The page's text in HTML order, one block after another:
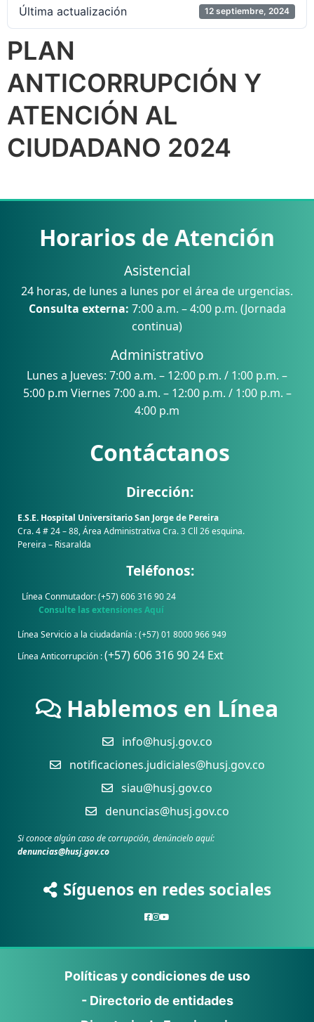
Última actualización 12 septiembre, 2024
PLAN
ANTICORRUPCIÓN Y
ATENCIÓN AL
CIUDADANO 2024
Horarios de Atención
Asistencial
24 horas, de lunes a lunes por el área de urgencias.
Consulta externa: 7:00 a.m. – 4:00 p.m. (Jornada
continua)
Administrativo
Lunes a Jueves: 7:00 a.m. – 12:00 p.m. / 1:00 p.m. –
5:00 p.m Viernes 7:00 a.m. – 12:00 p.m. / 1:00 p.m. –
4:00 p.m
Contáctanos
Dirección:
E.S.E. Hospital Universitario San Jorge de Pereira
Cra. 4 # 24 – 88, Área Administrativa Cra. 3 Cll 26 esquina.
Pereira – Risaralda
Teléfonos:
Línea Conmutador: (+57) 606 316 90 24
Consulte las extensiones Aquí
Línea Servicio a la ciudadanía : (+57) 01 8000 966 949
Línea Anticorrupción :(+57) 606 316 90 24 Ext
Hablemos en Línea
info@husj.gov.co
notificaciones.judiciales@husj.gov.co
siau@husj.gov.co
denuncias@husj.gov.co
Si conoce algún caso de corrupción, denúncielo aquí:
denuncias@husj.gov.co
Síguenos en redes sociales
Políticas y condiciones de uso
- Directorio de entidades